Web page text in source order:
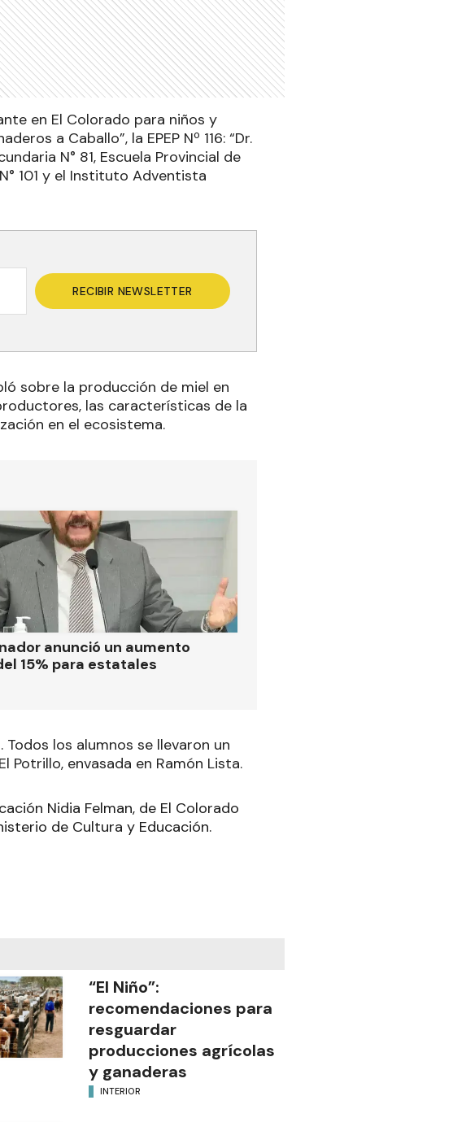
en El Colorado para niños y
a Caballo”, la EPEP Nº 116: “Dr.
N° 81, Escuela Provincial de
N° 101 y el Instituto Adventista
RECIBIR NEWSLETTER
sobre la producción de miel en
las características de la
en el ecosistema.
anunció un aumento
15% para estatales
los alumnos se llevaron un
envasada en Ramón Lista.
Nidia Felman, de El Colorado
de Cultura y Educación.
“El Niño”:
recomendaciones para
resguardar
producciones agrícolas
y ganaderas
INTERIOR